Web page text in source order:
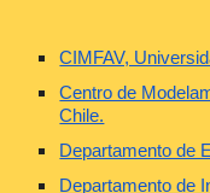
CIMFAV,
Centro de
Chile.
Departamento de
Departamento de